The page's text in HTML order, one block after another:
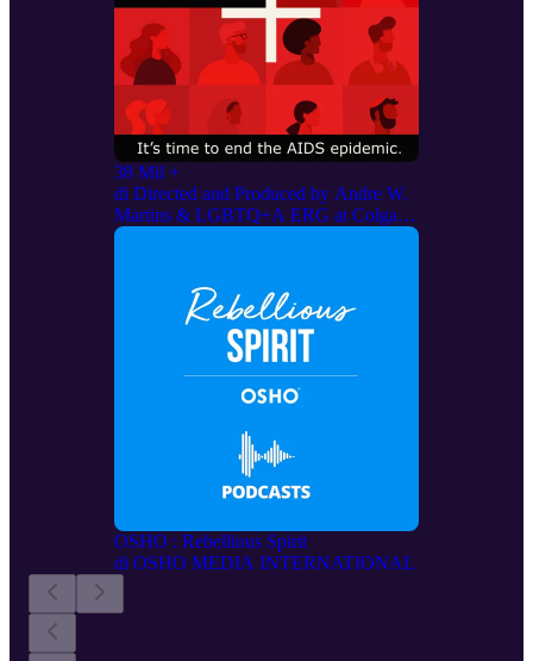
38 Mil +
di Directed and Produced by Andre W.
Martins & LGBTQ+A ERG at Colgate
Palmolive Company.
OSHO : Rebellious Spirit
di OSHO MEDIA INTERNATIONAL